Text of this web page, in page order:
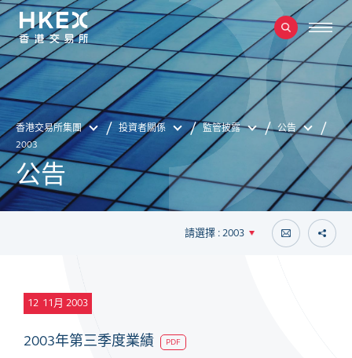
香港交易所集團 投資者關係 監管披露
公告
2003
公告
請選擇 : 2003
12 11月 2003
2003年第三季度業績 PDF